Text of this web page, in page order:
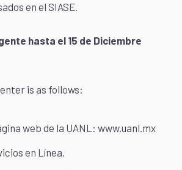
en el SIASE.
hasta el 15 de Diciembre
is as follows:
web de la UANL: www.uanl.mx
en Línea.